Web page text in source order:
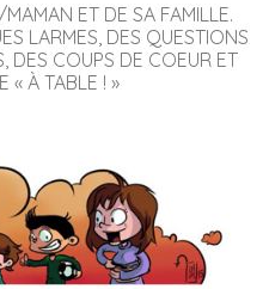
ET DE SA FAMILLE.
LARMES, DES QUESTIONS
DES COUPS DE COEUR ET
« À TABLE ! »